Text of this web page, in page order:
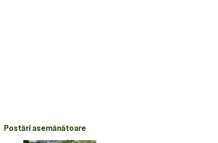
Postări asemănătoare